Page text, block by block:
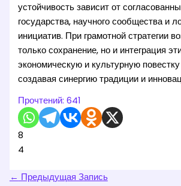
устойчивость зависит от
государства, научного сообщества и
инициатив. При грамотной стратегии
только сохранение, но и интеграция
экономическую и культурную повестку
создавая синергию традиции и
Прочтений: 641
8
4
← Предыдущая Запись